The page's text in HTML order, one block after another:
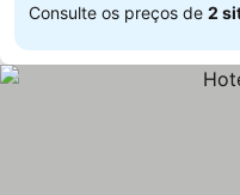
Consulte os preços de 2